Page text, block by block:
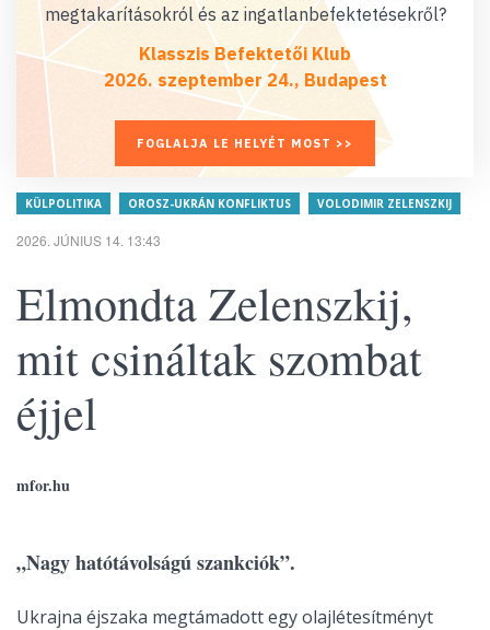
megtakarításokról és az ingatlanbefektetésekről?
Klasszis Befektetői Klub
2026. szeptember 24., Budapest
FOGLALJA LE HELYÉT MOST >>
KÜLPOLITIKA OROSZ-UKRÁN KONFLIKTUS VOLODIMIR ZELENSZKIJ
2026. JÚNIUS 14. 13:43
Elmondta Zelenszkij,
mit csináltak szombat
éjjel
mfor.hu
„Nagy hatótávolságú szankciók”.
Ukrajna éjszaka megtámadott egy olajlétesítményt